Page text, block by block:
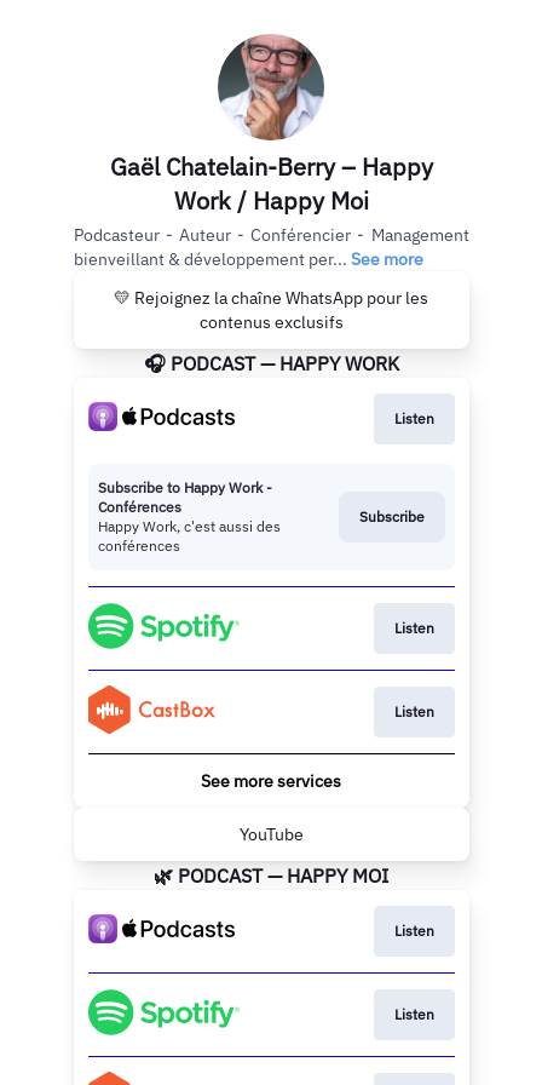
Gaël Chatelain-Berry – Happy
Work / Happy Moi
Podcasteur - Auteur - Conférencier - Management
bienveillant & développement per... See more
💛 Rejoignez la chaîne WhatsApp pour les
contenus exclusifs
🎧 PODCAST — HAPPY WORK
Listen
Subscribe to Happy Work -
Conférences
Happy Work, c'est aussi des
conférences
Subscribe
Listen
Listen
See more services
YouTube
🌿 PODCAST — HAPPY MOI
Listen
Listen